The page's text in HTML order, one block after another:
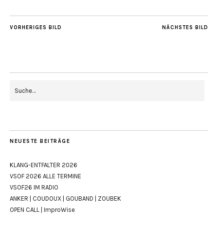
NÄCHSTES BILD
VORHERIGES BILD
NEUESTE BEITRÄGE
KLANG-ENTFALTER 2026
VSOF 2026 ALLE TERMINE
VSOF26 IM RADIO
ANKER | COUDOUX | GOUBAND | ZOUBEK
OPEN CALL | ImproWise